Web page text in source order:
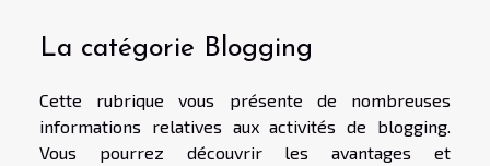
La catégorie Blogging
Cette rubrique vous présente de nombreuses
informations relatives aux activités de blogging.
Vous pourrez découvrir les avantages et